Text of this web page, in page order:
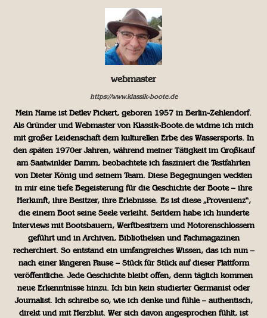
webmaster
https://www.klassik-boote.de
Mein Name ist Detlev Pickert, geboren 1957 in Berlin-Zehlendorf.
Als Gründer und Webmaster von Klassik-Boote.de widme ich mich
mit großer Leidenschaft dem kulturellen Erbe des Wassersports. In
den späten 1970er Jahren, während meiner Tätigkeit im Großkauf
am Saatwinkler Damm, beobachtete ich fasziniert die Testfahrten
von Dieter König und seinem Team. Diese Begegnungen weckten
in mir eine tiefe Begeisterung für die Geschichte der Boote – ihre
Herkunft, ihre Besitzer, ihre Erlebnisse. Es ist diese „Provenienz“,
die einem Boot seine Seele verleiht. Seitdem habe ich hunderte
Interviews mit Bootsbauern, Werftbesitzern und Motorenschlossern
geführt und in Archiven, Bibliotheken und Fachmagazinen
recherchiert. So entstand ein umfangreiches Wissen, das ich nun –
nach einer längeren Pause – Stück für Stück auf dieser Plattform
veröffentliche. Jede Geschichte bleibt offen, denn täglich kommen
neue Erkenntnisse hinzu. Ich bin kein studierter Germanist oder
Journalist. Ich schreibe so, wie ich denke und fühle – authentisch,
direkt und mit Herzblut. Wer sich davon angesprochen fühlt, ist